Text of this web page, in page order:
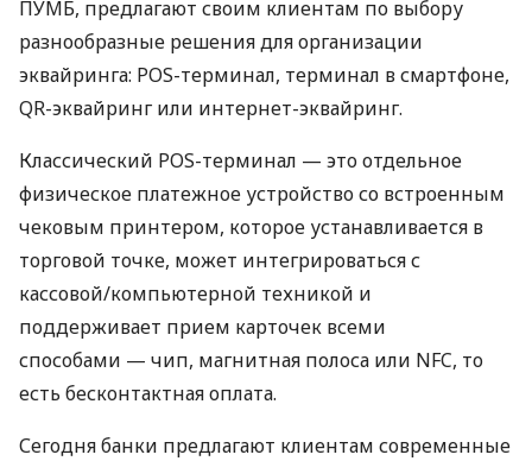
ПУМБ, предлагают своим клиентам по выбору
разнообразные решения для организации
эквайринга: POS-терминал, терминал в смартфоне,
QR-эквайринг или интернет-эквайринг.
Классический POS-терминал — это отдельное
физическое платежное устройство со встроенным
чековым принтером, которое устанавливается в
торговой точке, может интегрироваться с
кассовой/компьютерной техникой и
поддерживает прием карточек всеми
способами — чип, магнитная полоса или NFC, то
есть бесконтактная оплата.
Сегодня банки предлагают клиентам современные